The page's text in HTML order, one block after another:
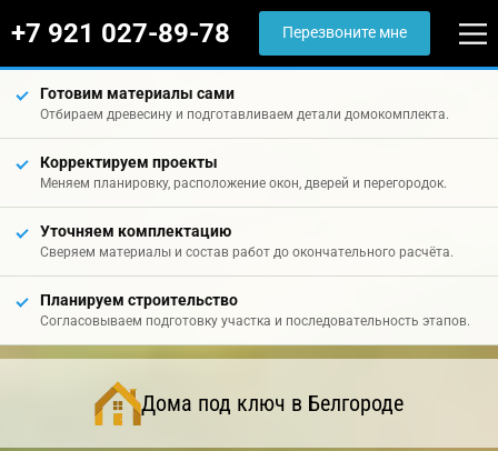
+7 921 027-89-78 Перезвоните мне
Готовим материалы сами
Отбираем древесину и подготавливаем детали домокомплекта.
Корректируем проекты
Меняем планировку, расположение окон, дверей и перегородок.
Уточняем комплектацию
Сверяем материалы и состав работ до окончательного расчёта.
Планируем строительство
Согласовываем подготовку участка и последовательность этапов.
Дома под ключ в Белгороде